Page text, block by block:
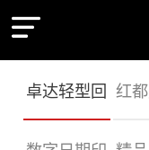
卓达轻型回 红